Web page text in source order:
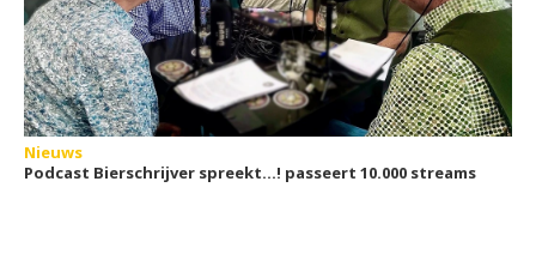
Nieuws
Podcast Bierschrijver spreekt…! passeert 10.000 streams